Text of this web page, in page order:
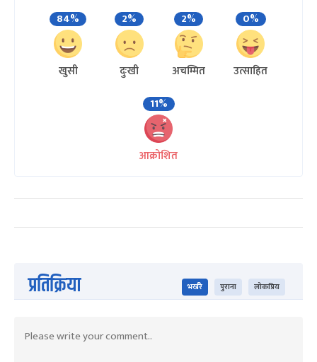
84%
खुसी
2%
दुःखी
2%
अचम्मित
0%
उत्साहित
11%
आक्रोशित
प्रतिक्रिया भर्खरै पुराना लोकप्रिय